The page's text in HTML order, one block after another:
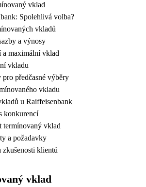
vklad
Spolehlivá volba?
vkladů
a výnosy
maximální vklad
vkladu
předčasné výběry
vkladu
u Raiffeisenbank
konkurencí
termínovaný vklad
a požadavky
zkušenosti klientů
vklad